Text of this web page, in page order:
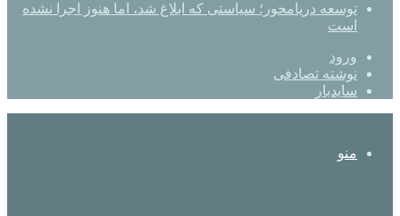
توسعه دریامحور؛ سیاستی که ابلاغ شد، اما هنوز اجرا نشده
است
ورود
نوشته تصادفی
سایدبار
منو